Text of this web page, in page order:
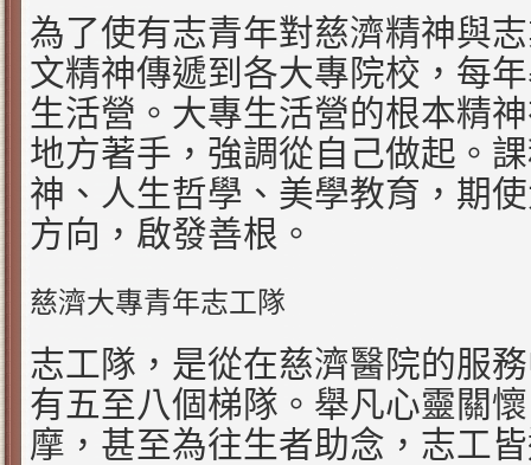
為了使有志青年對慈濟精神與
文精神傳遞到各大專院校，每
生活營。大專生活營的根本精
地方著手，強調從自己做起。
神、人生哲學、美學教育，期
方向，啟發善根。
慈濟大專青年志工隊
志工隊，是從在慈濟醫院的服
有五至八個梯隊。舉凡心靈關
摩，甚至為往生者助念，志工